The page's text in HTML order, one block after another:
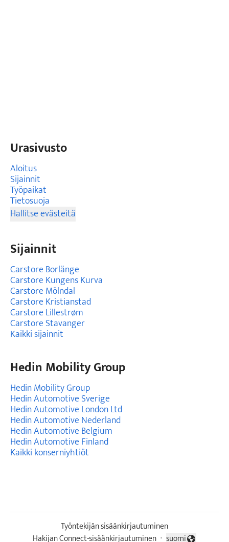
Urasivusto
Aloitus
Sijainnit
Työpaikat
Tietosuoja
Hallitse evästeitä
Sijainnit
Carstore Borlänge
Carstore Kungens Kurva
Carstore Mölndal
Carstore Kristianstad
Carstore Lillestrøm
Carstore Stavanger
Kaikki sijainnit
Hedin Mobility Group
Hedin Mobility Group
Hedin Automotive Sverige
Hedin Automotive London Ltd
Hedin Automotive Nederland
Hedin Automotive Belgium
Hedin Automotive Finland
Kaikki konserniyhtiöt
Työntekijän sisäänkirjautuminen
Hakijan Connect-sisäänkirjautuminen · suomi